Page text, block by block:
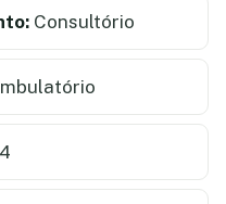
Consultório